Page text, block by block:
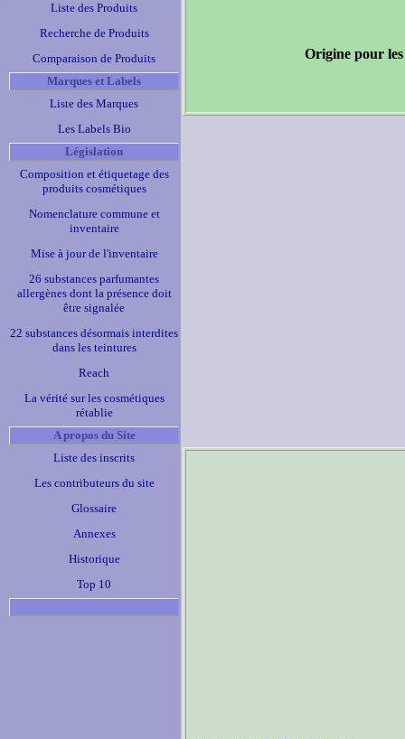
Liste des Produits
Recherche de Produits
Comparaison de Produits
Marques et Labels
Liste des Marques
Les Labels Bio
Législation
Composition et étiquetage des
produits cosmétiques
Nomenclature commune et
inventaire
Mise à jour de l'inventaire
26 substances parfumantes
allergènes dont la présence doit
être signalée
22 substances désormais interdites
dans les teintures
Reach
La vérité sur les cosmétiques
rétablie
A propos du Site
Liste des inscrits
Les contributeurs du site
Glossaire
Annexes
Historique
Top 10
Origine pour les